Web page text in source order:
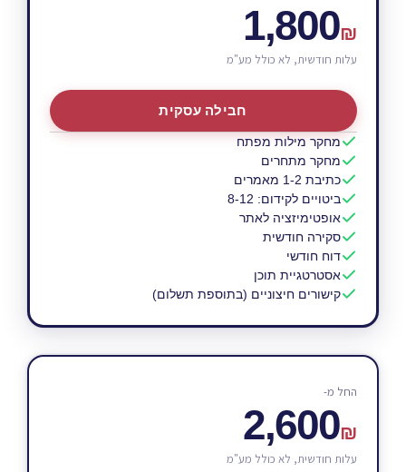
₪
1,800
עלות חודשית, לא כולל מע"מ
חבילה עסקית
מחקר מילות מפתח
מחקר מתחרים
כתיבת 1-2 מאמרים
ביטויים לקידום: 8-12
אופטימיזציה לאתר
סקירה חודשית
דוח חודשי
אסטרטגיית תוכן
קישורים חיצוניים (בתוספת תשלום)
החל מ-
₪
2,600
עלות חודשית, לא כולל מע"מ